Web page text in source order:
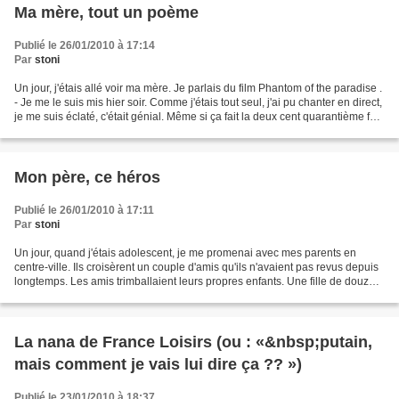
Ma mère, tout un poème
Publié le 26/01/2010 à 17:14
Par stoni
Un jour, j'étais allé voir ma mère. Je parlais du film Phantom of the paradise .
- Je me le suis mis hier soir. Comme j'étais tout seul, j'ai pu chanter en direct,
je me suis éclaté, c'était génial. Même si ça fait la deux cent quarantième fois
Mon père, ce héros
Publié le 26/01/2010 à 17:11
Par stoni
Un jour, quand j'étais adolescent, je me promenai avec mes parents en
centre-ville. Ils croisèrent un couple d'amis qu'ils n'avaient pas revus depuis
longtemps. Les amis trimballaient leurs propres enfants. Une fille de douze
La nana de France Loisirs (ou : «&nbsp;putain,
mais comment je vais lui dire ça ?? »)